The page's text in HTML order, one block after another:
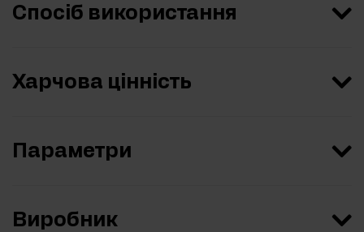
Спосіб використання
Харчова цінність
Параметри
Виробник